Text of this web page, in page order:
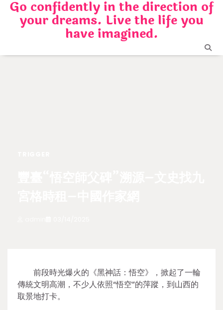
Skip
content
Go confidently in the direction of
your dreams. Live the life you
have imagined.
前段時光爆火的《黑神話：悟空》，掀起了一輪
傳統文明高潮，不少人依照“悟空”的萍蹤，到山西的
取景地打卡。